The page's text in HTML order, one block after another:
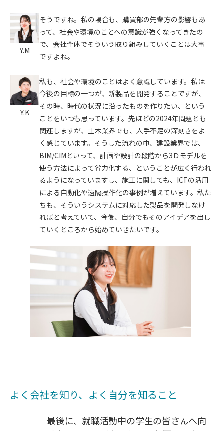
Y.M
そうですね。私の場合も、購買部の先輩方の影響もあ
って、社会や環境のことへの意識が強くなってきたの
で、会社全体でそういう取り組みしていくことは大事
ですよね。
Y.K
私も、社会や環境のことはよく意識しています。私は
今後の目標の一つが、新製品を開発することですが、
その時、時代の状況に沿ったものを作りたい、という
ことをいつも思っています。先ほどの2024年問題とも
関連しますが、土木業界でも、人手不足の深刻さをよ
く感じています。そうした流れの中、建設業界では、
BIM/CIMといって、計画や設計の段階から3Ｄモデルを
使う方法によって省力化する、ということが広く行われ
るようになっていますし、施工に関しても、ICTの活用
による自動化や遠隔操作化の事例が増えています。私た
ちも、そういうシステムに対応した製品を開発しなけ
ればと考えていて、今後、自分でもそのアイデアを出し
ていくところから始めていきたいです。
よく会社を知り、よく自分を知ること
最後に、就職活動中の学生の皆さんへ向